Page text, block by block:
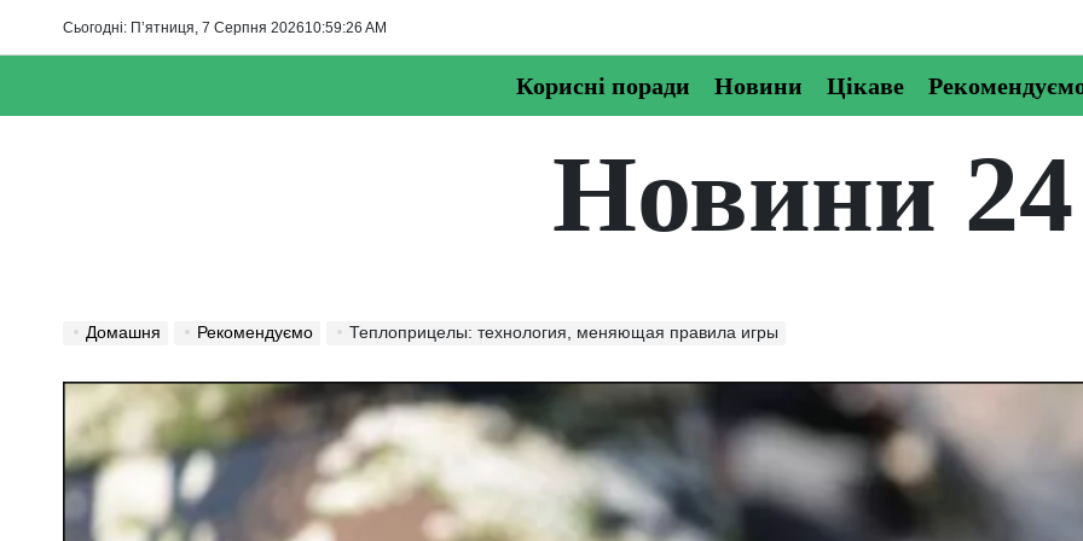
Сьогодні: П’ятниця, 7 Серпня 202610:59:28 AM
Корисні поради Новини Цікаве
Новини 24
Домашня Рекомендуємо Теплоприцелы: технология, меняющая правила игры